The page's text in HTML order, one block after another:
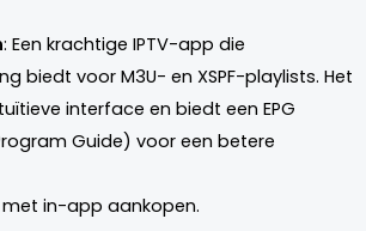
: Een krachtige IPTV-app die
biedt voor M3U- en XSPF-playlists. Het
interface en biedt een EPG
Guide) voor een betere
met in-app aankopen.